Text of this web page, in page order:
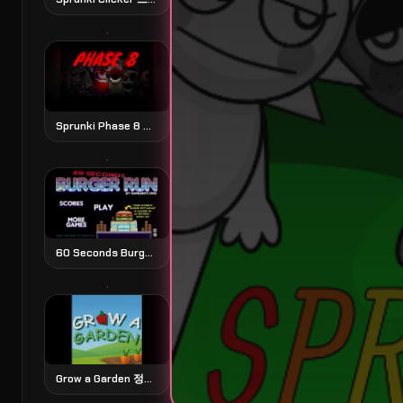
Sprunki Phase 8 스프룽키 페이즈 8
60 Seconds Burger Run 60초 버거 런
Grow a Garden 정원 가꾸기 시뮬레이션